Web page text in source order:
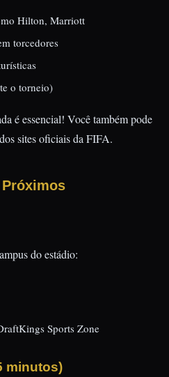
Hilton, Marriott
torcedores
o torneio)
é essencial! Você também pode
sites oficiais da FIFA.
do estádio:
Sports Zone
minutos)